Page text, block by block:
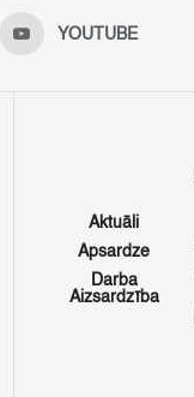
YOUTUBE
Aktuāli
Apsardze
Darba
Aizsardzība